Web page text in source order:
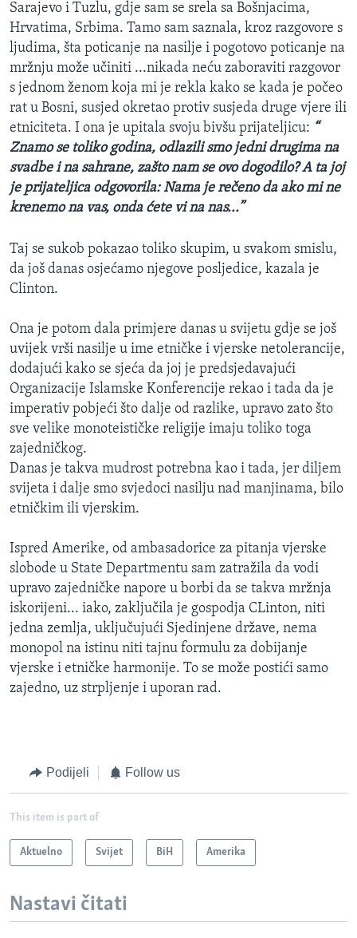
Sarajevo i Tuzlu, gdje sam se srela sa Bošnjacima,
Hrvatima, Srbima. Tamo sam saznala, kroz razgovore s
ljudima, šta poticanje na nasilje i pogotovo poticanje na
mržnju može učiniti ...nikada neću zaboraviti razgovor
s jednom ženom koja mi je rekla kako se kada je počeo
rat u Bosni, susjed okretao protiv susjeda druge vjere ili
etniciteta. I ona je upitala svoju bivšu prijateljicu: “
Znamo se toliko godina, odlazili smo jedni drugima na
svadbe i na sahrane, zašto nam se ovo dogodilo? A ta joj
je prijateljica odgovorila: Nama je rečeno da ako mi ne
krenemo na vas, onda ćete vi na nas...”
Taj se sukob pokazao toliko skupim, u svakom smislu,
da još danas osjećamo njegove posljedice, kazala je
Clinton.
Ona je potom dala primjere danas u svijetu gdje se još
uvijek vrši nasilje u ime etničke i vjerske netolerancije,
dodajući kako se sjeća da joj je predsjedavajući
Organizacije Islamske Konferencije rekao i tada da je
imperativ pobjeći što dalje od razlike, upravo zato što
sve velike monoteističke religije imaju toliko toga
zajedničkog.
Danas je takva mudrost potrebna kao i tada, jer diljem
svijeta i dalje smo svjedoci nasilju nad manjinama, bilo
etničkim ili vjerskim.
Ispred Amerike, od ambasadorice za pitanja vjerske
slobode u State Departmentu sam zatražila da vodi
upravo zajedničke napore u borbi da se takva mržnja
iskorijeni... iako, zaključila je gospodja CLinton, niti
jedna zemlja, uključujući Sjedinjene države, nema
monopol na istinu niti tajnu formulu za dobijanje
vjerske i etničke harmonije. To se može postići samo
zajedno, uz strpljenje i uporan rad.
Podijeli Follow us
This item is part of
Aktuelno Svijet BiH Amerika
Nastavi čitati